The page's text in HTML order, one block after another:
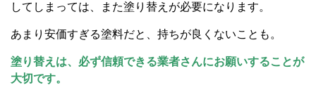
してしまっては、また塗り替えが必要になります。
あまり安価すぎる塗料だと、持ちが良くないことも。
塗り替えは、必ず信頼できる業者さんにお願いすることが
大切です。